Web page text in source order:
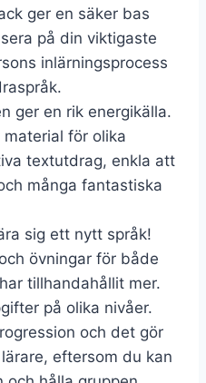
ger en säker bas
på din viktigaste
inlärningsprocess
ger en rik energikälla.
för olika
textutdrag, enkla att
många fantastiska
sig ett nytt språk!
övningar för både
tillhandahållit mer.
på olika nivåer.
och det gör
eftersom du kan